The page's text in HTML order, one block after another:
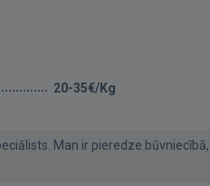
20-35€/Kg
Man ir pieredze